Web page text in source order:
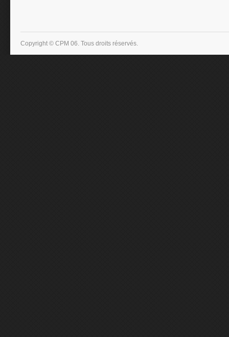
Copyright © CPM 06. Tous droits réservés.